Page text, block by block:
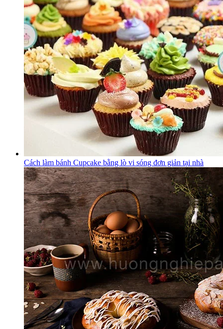
Cách làm bánh Cupcake bằng lò vi sóng đơn giản tại nhà